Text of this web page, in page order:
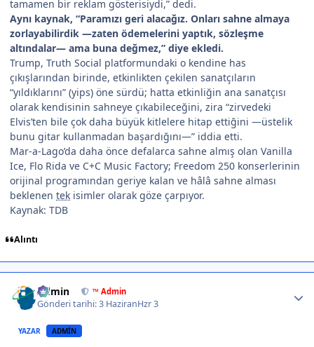
tamamen bir reklam gösterisiydi,” dedi.
Aynı kaynak, “Paramızı geri alacağız. Onları sahne almaya
zorlayabilirdik —zaten ödemelerini yaptık, sözleşme
altındalar— ama buna değmez,” diye ekledi.
Trump, Truth Social platformundaki o kendine has
çıkışlarından birinde, etkinlikten çekilen sanatçıların
“yıldıklarını” (yips) öne sürdü; hatta etkinliğin ana sanatçısı
olarak kendisinin sahneye çıkabileceğini, zira “zirvedeki
Elvis’ten bile çok daha büyük kitlelere hitap ettiğini —üstelik
bunu gitar kullanmadan başardığını—” iddia etti.
Mar-a-Lago’da daha önce defalarca sahne almış olan Vanilla
Ice, Flo Rida ve C+C Music Factory; Freedom 250 konserlerinin
orijinal programından geriye kalan ve hâlâ sahne alması
beklenen tek isimler olarak göze çarpıyor.
Kaynak: TDB
Alıntı
Admin ™ Admin
Gönderi tarihi:3 HaziranHzr 3
YAZAR ADMIN